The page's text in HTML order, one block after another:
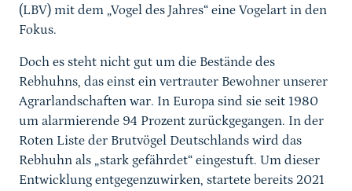
(LBV) mit dem „Vogel des Jahres“ eine Vogelart in den
Fokus.
Doch es steht nicht gut um die Bestände des
Rebhuhns, das einst ein vertrauter Bewohner unserer
Agrarlandschaften war. In Europa sind sie seit 1980
um alarmierende 94 Prozent zurückgegangen. In der
Roten Liste der Brutvögel Deutschlands wird das
Rebhuhn als „stark gefährdet“ eingestuft. Um dieser
Entwicklung entgegenzuwirken, startete bereits 2021